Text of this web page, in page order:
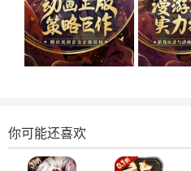
你可能还喜欢